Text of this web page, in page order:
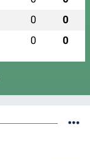
0 0
0 0